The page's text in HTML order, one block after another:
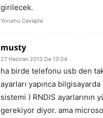
girilecek.
Yorumu Cevapla
musty
27 Haziran 2013 De 13:04
ha birde telefonu usb den
ayarları yapınca
sistemi ) RNDIS ayarlarının
gerekiyor diyor. ama